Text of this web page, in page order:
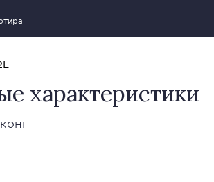
характеристики